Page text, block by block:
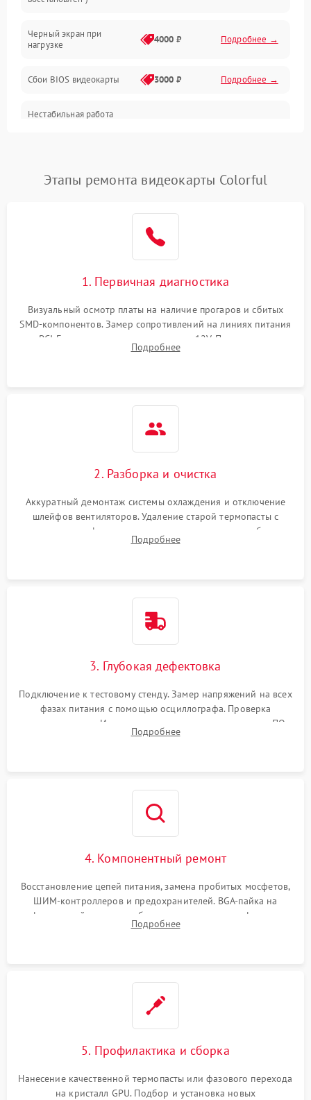
Электропитание
ПО
Электронные компоненты
Общие поломки
Механические повреждения
Черный экран при
нагрузке
4000 ₽ Подробнее →
Сбои BIOS видеокарты 3000 ₽ Подробнее →
Нестабильная работа
Этапы ремонта видеокарты Colorful
1. Первичная диагностика
Визуальный осмотр платы на наличие прогаров и сбитых
SMD-компонентов. Замер сопротивлений на линиях питания
PCI-E и дополнительных разъемах 12V. Проверка на
короткое замыкание основных дросселей питания GPU и
Подробнее
2. Разборка и очистка
Аккуратный демонтаж системы охлаждения и отключение
шлейфов вентиляторов. Удаление старой термопасты с
кристалла графического чипа и термопрокладок с банок
памяти и зоны VRM. Очистка платы от пыли и окислов.
Подробнее
3. Глубокая дефектовка
Подключение к тестовому стенду. Замер напряжений на всех
фазах питания с помощью осциллографа. Проверка
инициализации. Использование специализированного ПО
MATS
Подробнее
4. Компонентный ремонт
Восстановление цепей питания, замена пробитых мосфетов,
ШИМ-контроллеров и предохранителей. BGA-пайка на
инфракрасной станции реболлинг или замена графического
чипа и дефектной памяти GDDR. Прошивка BIOS
Подробнее
5. Профилактика и сборка
Нанесение качественной термопасты или фазового перехода
на кристалл GPU. Подбор и установка новых